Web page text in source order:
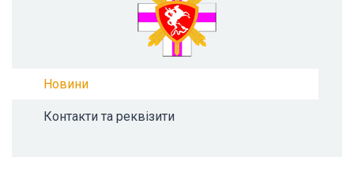
Новини
Контакти та реквізити